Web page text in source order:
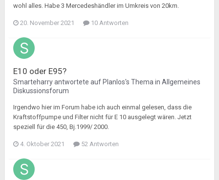
wohl alles. Habe 3 Mercedeshändler im Umkreis von 20km.
20. November 2021 10 Antworten
E10 oder E95?
Smarteharryantwortete auf Planlos's Thema in Allgemeines
Diskussionsforum
Irgendwo hier im Forum habe ich auch einmal gelesen, dass die
Kraftstoffpumpe und Filter nicht für E 10 ausgelegt wären. Jetzt
speziell für die 450, Bj.1999/ 2000.
4. Oktober 2021 52 Antworten